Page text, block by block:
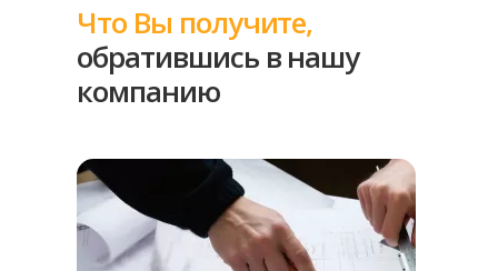
Что Вы получите,
обратившись в нашу
компанию